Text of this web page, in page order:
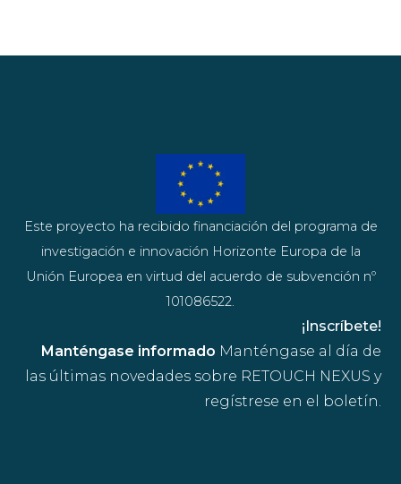
Manténgase informado Manténgase al día de
las últimas novedades sobre RETOUCH NEXUS y
regístrese en el boletín.
¡Inscríbete!
Este proyecto ha recibido financiación del programa de
investigación e innovación Horizonte Europa de la
Unión Europea en virtud del acuerdo de subvención nº
101086522.